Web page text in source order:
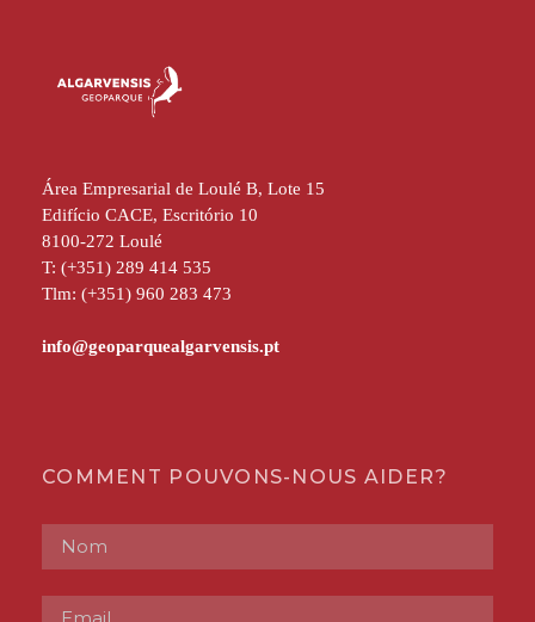
Área Empresarial de Loulé B, Lote 15
Edifício CACE, Escritório 10
8100-272 Loulé
T: (+351) 289 414 535
Tlm: (+351) 960 283 473
COMMENT POUVONS-NOUS AIDER?